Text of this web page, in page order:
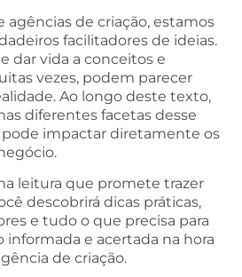
agências de criação, estamos
facilitadores de ideias.
dar vida a conceitos e
vezes, podem parecer
Ao longo deste texto,
diferentes facetas desse
pode impactar diretamente os
leitura que promete trazer
descobrirá dicas práticas,
e tudo o que precisa para
informada e acertada na hora
de criação.